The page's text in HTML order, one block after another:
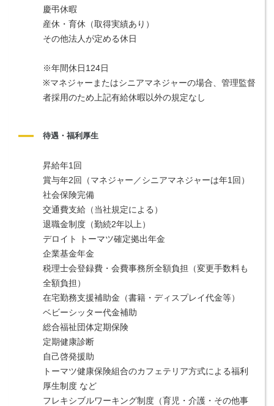
慶弔休暇
産休・育休（取得実績あり）
その他法人が定める休日
※年間休日124日
※マネジャーまたはシニアマネジャーの場合、管理監督
者採用のため上記有給休暇以外の規定なし
待遇・福利厚生
昇給年1回
賞与年2回（マネジャー／シニアマネジャーは年1回）
社会保険完備
交通費支給（当社規定による）
退職金制度（勤続2年以上）
デロイト トーマツ確定拠出年金
企業基金年金
税理士会登録費・会費事務所全額負担（変更手数料も
全額負担）
在宅勤務支援補助金（書籍・ディスプレイ代金等）
ベビーシッター代金補助
総合福祉団体定期保険
定期健康診断
自己啓発援助
トーマツ健康保険組合のカフェテリア方式による福利
厚生制度 など
フレキシブルワーキング制度（育児・介護・その他事